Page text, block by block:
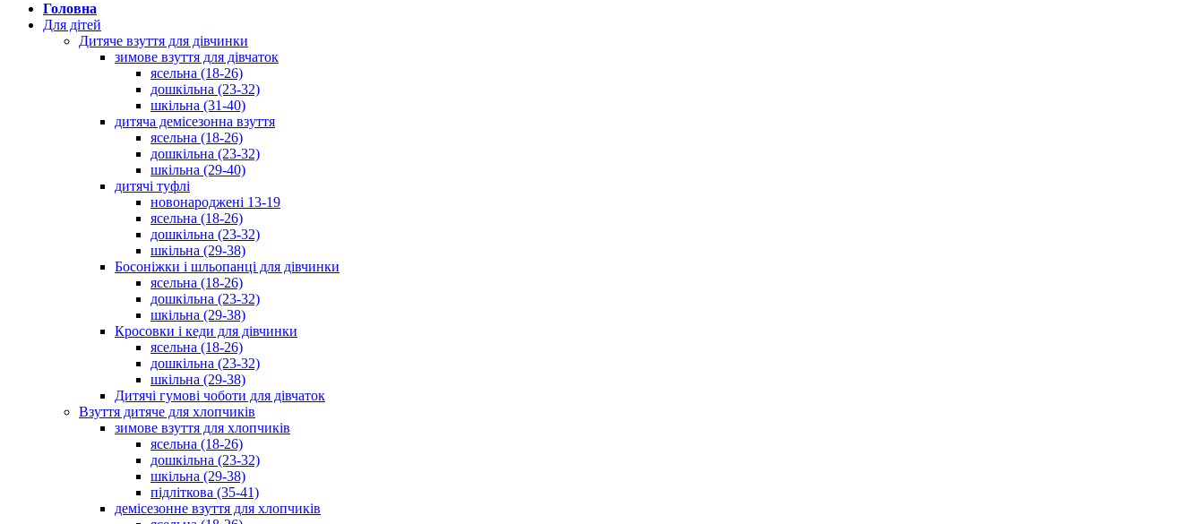
Головна
Для дітей
Дитяче взуття для дівчинки
зимове взуття для дівчаток
ясельна (18-26)
дошкільна (23-32)
шкільна (31-40)
дитяча демісезонна взуття
ясельна (18-26)
дошкільна (23-32)
шкільна (29-40)
дитячі туфлі
новонароджені 13-19
ясельна (18-26)
дошкільна (23-32)
шкільна (29-38)
Босоніжки і шльопанці для дівчинки
ясельна (18-26)
дошкільна (23-32)
шкільна (29-38)
Кросовки і кеди для дівчинки
ясельна (18-26)
дошкільна (23-32)
шкільна (29-38)
Дитячі гумові чоботи для дівчаток
Взуття дитяче для хлопчиків
зимове взуття для хлопчиків
ясельна (18-26)
дошкільна (23-32)
шкільна (29-38)
підліткова (35-41)
демісезонне взуття для хлопчиків